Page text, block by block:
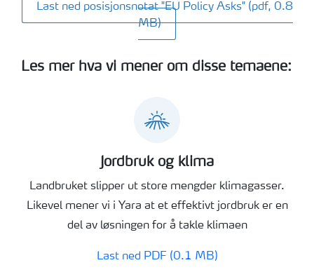
Last ned posisjonsnotat "EU Policy Asks" (pdf, 0.8
MB)
Les mer hva vi mener om disse temaene:
Jordbruk og klima
Landbruket slipper ut store mengder klimagasser.
Likevel mener vi i Yara at et effektivt jordbruk er en
del av løsningen for å takle klimaen
Last ned PDF (0.1 MB)